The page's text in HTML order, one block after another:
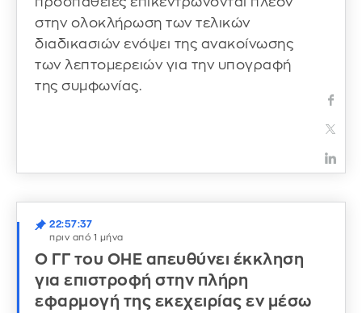
στην ολοκλήρωση των τελικών
διαδικασιών ενόψει της ανακοίνωσης
των λεπτομερειών για την υπογραφή
της συμφωνίας.
22:57:37
πριν από 1 μήνα
Ο ΓΓ του ΟΗΕ απευθύνει έκκληση
για επιστροφή στην πλήρη
εφαρμογή της εκεχειρίας εν μέσω